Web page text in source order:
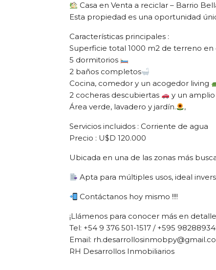
Casa en Venta a reciclar – Barrio
Esta propiedad es una oportunidad
Características principales :
Superficie total 1000 m2 de terreno en
5 dormitorios
2 baños completos
Cocina, comedor y un acogedor living
2 cocheras descubiertas
y un
Área verde, lavadero y jardín.
,
Servicios incluidos : Corriente de agua
Precio : U$D 120.000
Ubicada en una de las zonas más
Apta para múltiples usos, ideal
Contáctanos hoy mismo !!!!
¡Llámenos para conocer más en
Tel: +54 9 376 501-1517 / +595
Email:
RH Desarrollos Inmobiliarios